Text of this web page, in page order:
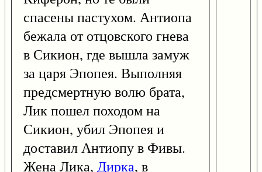
спасены пастухом. Антиопа
бежала от отцовского гнева
в Сикион, где вышла замуж
за царя Эпопея. Выполняя
предсмертную волю брата,
Лик пошел походом на
Сикион, убил Эпопея и
доставил Антиопу в Фивы.
Жена Лика, Дирка, в